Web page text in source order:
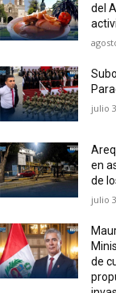
del
julio
en
de
julio
de